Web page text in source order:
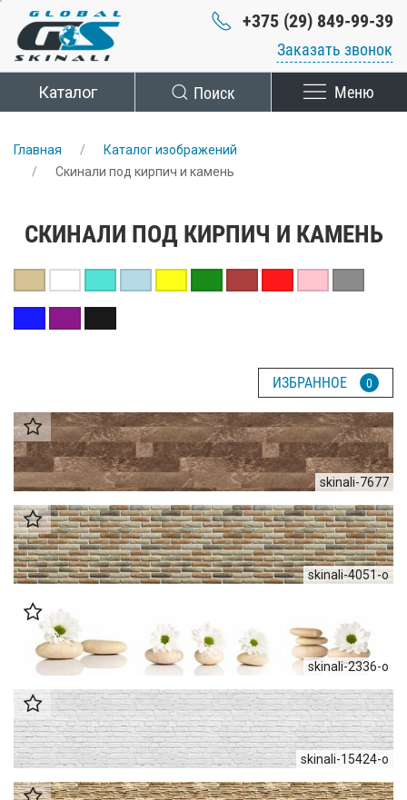
+375 (29) 849-99-39
Заказать звонок
Каталог Поиск Меню
Главная
Каталог изображений
Скинали под кирпич и камень
СКИНАЛИ ПОД КИРПИЧ И КАМЕНЬ
ИЗБРАННОЕ 0
skinali-7677
skinali-4051-o
skinali-2336-o
skinali-15424-o